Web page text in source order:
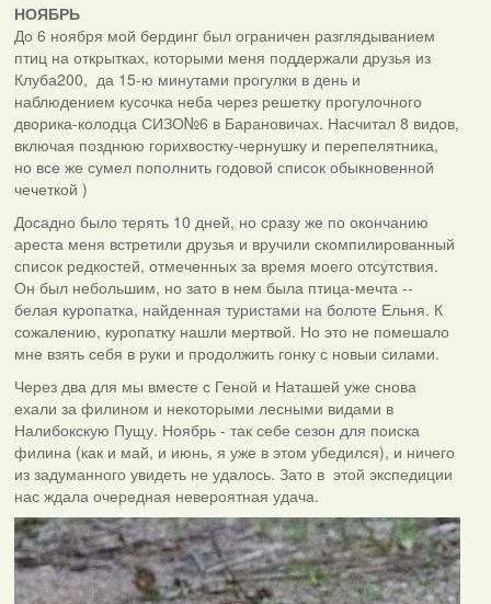
НОЯБРЬ
До 6 ноября мой бердинг был ограничен разглядыванием
птиц на открытках, которыми меня поддержали друзья из
Клуба200, да 15-ю минутами прогулки в день и
наблюдением кусочка неба через решетку прогулочного
дворика-колодца СИЗО№6 в Барановичах. Насчитал 8 видов,
включая позднюю горихвостку-чернушку и перепелятника,
но все же сумел пополнить годовой список обыкновенной
чечеткой )
Досадно было терять 10 дней, но сразу же по окончанию
ареста меня встретили друзья и вручили скомпилированный
список редкостей, отмеченных за время моего отсутствия.
Он был небольшим, но зато в нем была птица-мечта --
белая куропатка, найденная туристами на болоте Ельня. К
сожалению, куропатку нашли мертвой. Но это не помешало
мне взять себя в руки и продолжить гонку с новыи силами.
Через два для мы вместе с Геной и Наташей уже снова
ехали за филином и некоторыми лесными видами в
Налибокскую Пущу. Ноябрь - так себе сезон для поиска
филина (как и май, и июнь, я уже в этом убедился), и ничего
из задуманного увидеть не удалось. Зато в этой экспедиции
нас ждала очередная невероятная удача.